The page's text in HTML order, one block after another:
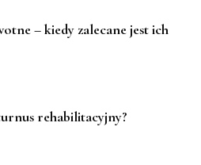
– kiedy zalecane jest ich
rehabilitacyjny?